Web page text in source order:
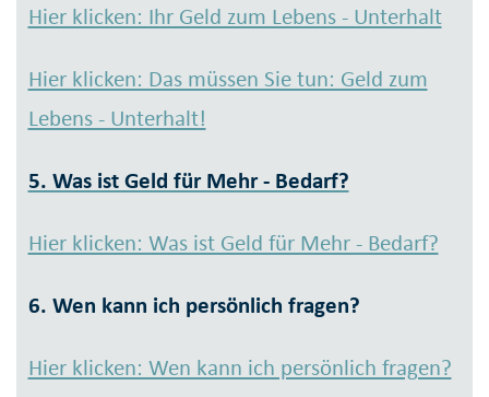
Hier klicken: Ihr Geld zum Lebens - Unterhalt
Hier klicken: Das müssen Sie tun: Geld zum
Lebens - Unterhalt!
5. Was ist Geld für Mehr - Bedarf?
Hier klicken: Was ist Geld für Mehr - Bedarf?
6. Wen kann ich persönlich fragen?
Hier klicken: Wen kann ich persönlich fragen?